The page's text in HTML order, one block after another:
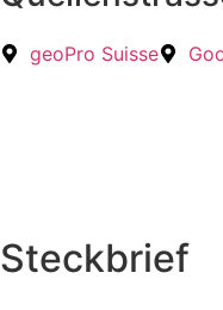
geoPro Suisse
Steckbrief